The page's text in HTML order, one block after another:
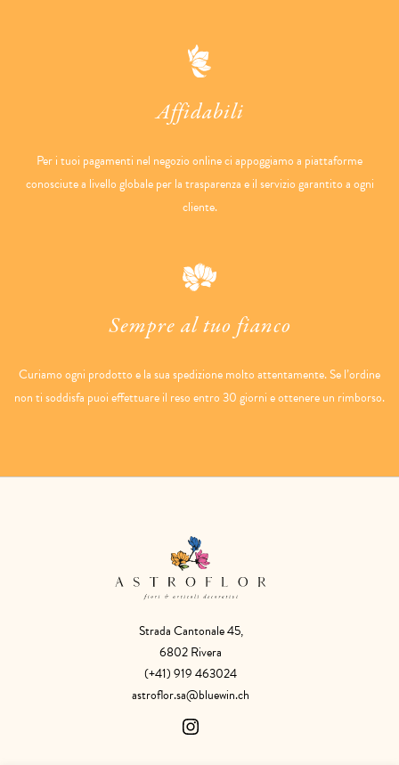
Affidabili
Per i tuoi pagamenti nel negozio online ci appoggiamo a piattaforme
conosciute a livello globale per la trasparenza e il servizio garantito a ogni
cliente.
Sempre al tuo fianco
Curiamo ogni prodotto e la sua spedizione molto attentamente. Se l’ordine
non ti soddisfa puoi effettuare il reso entro 30 giorni e ottenere un rimborso.
Strada Cantonale 45,
6802 Rivera
(+41) 919 463024
astroflor.sa@bluewin.ch